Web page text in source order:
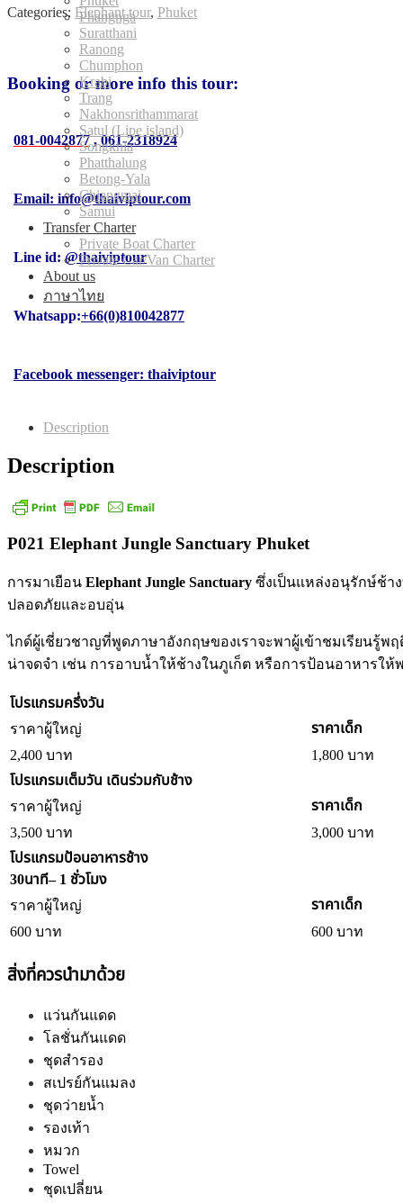
Phangnga
Suratthani
Ranong
Chumphon
Krabi
Trang
Nakhonsrithammarat
Satul (Lipe island)
Songkhla
Phatthalung
Betong-Yala
Chiangmai
Samui
Transfer Charter
Private Boat Charter
Private Car/Van Charter
About us
ภาษาไทย
Categories: Elephant tour, Phuket
Booking or more info this tour:
081-0042877,061-2318924
Email: info@thaiviptour.com
Line id:@thaiviptour
Whatsapp:+66(0)810042877
Facebook messenger: thaiviptour
Description
Description
P021 Elephant Jungle Sanctuary Phuket
การมาเยือน Elephant Jungle Sanctuary ซึ่งเป็นแหล่งอนุรักษ์ช้า
ปลอดภัยและอบอุ่น
ไกด์ผู้เชี่ยวชาญที่พูดภาษาอังกฤษของเราจะพาผู้เข้าชมเรียนรู้
น่าจดจำ เช่น การอาบน้ำให้ช้างในภูเก็ต หรือการป้อนอาหารให้
โปรแกรมครึ่งวัน
ราคาผู้ใหญ่
ราคาเด็ก
2,400 บาท
1,800 บาท
โปรแกรมเต็มวัน เดินร่วมกับช้าง
ราคาผู้ใหญ่
ราคาเด็ก
3,500 บาท
3,000 บาท
โปรแกรมป้อนอาหารช้าง
30นาที– 1 ชั่วโมง
ราคาผู้ใหญ่
ราคาเด็ก
600 บาท
600 บาท
สิ่งที่ควรนำมาด้วย
แว่นกันแดด
โลชั่นกันแดด
ชุดสำรอง
สเปรย์กันแมลง
ชุดว่ายน้ำ
รองเท้า
หมวก
Towel
ชุดเปลี่ยน